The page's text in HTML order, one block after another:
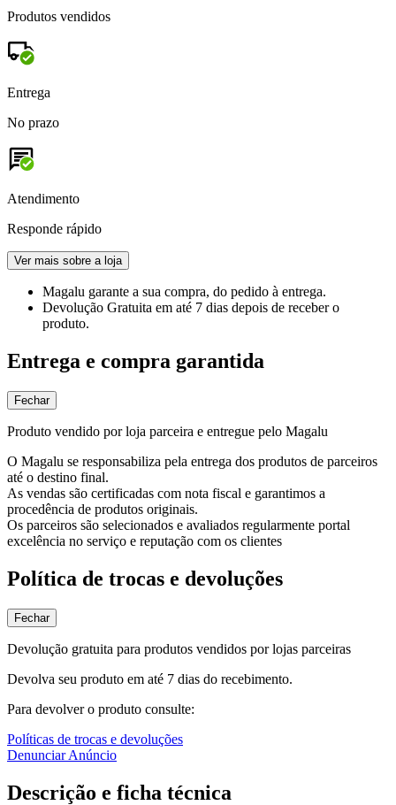
Produtos vendidos
Entrega
No prazo
Atendimento
Responde rápido
Ver mais sobre a loja
Magalu garante a sua compra, do pedido à entrega.
Devolução Gratuita em até 7 dias depois de receber o
produto.
Entrega e compra garantida
Fechar
Produto vendido por loja parceira e entregue pelo Magalu
O Magalu se responsabiliza pela entrega dos produtos de parceiros
até o destino final.
As vendas são certificadas com nota fiscal e garantimos a
procedência de produtos originais.
Os parceiros são selecionados e avaliados regularmente portal
excelência no serviço e reputação com os clientes
Política de trocas e devoluções
Fechar
Devolução gratuita para produtos vendidos por lojas parceiras
Devolva seu produto em até 7 dias do recebimento.
Para devolver o produto consulte:
Políticas de trocas e devoluções
Denunciar Anúncio
Descrição e ficha técnica